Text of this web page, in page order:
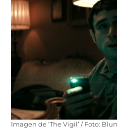
Imagen de ‘The Vigil’ / Foto: